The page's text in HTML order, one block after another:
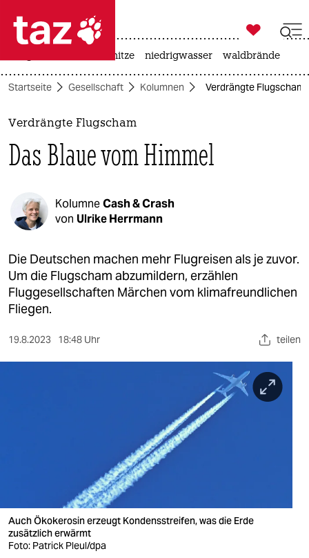
 taz zahl ich
taz zahl ich
themen
politik
gesellschaft
kultur
sport
berlin
nord
fragen & hilfe
unterstützen

taz zahl ich
hitze niedrigwasser waldbrände
Startseite Gesellschaft Kolumnen Verdrängte
Verdrängte Flugscham
Das Blaue vom Himmel
KolumneCash & Crash
von Ulrike Herrmann
Die Deutschen machen mehr Flugreisen als je zuvor.
Um die Flugscham abzumildern, erzählen
Fluggesellschaften Märchen vom klimafreundlichen
Fliegen.
19.8.2023 18:48 Uhr teilen
Auch Ökokerosin erzeugt Kondensstreifen, was die Erde
zusätzlich erwärmt
Foto: Patrick Pleul/dpa